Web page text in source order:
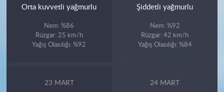
Orta kuvvetli yağmurlu
Nem: %86
Rüzgar: 25 km/h
Yağış Olasılığı: %92
Şiddetli yağmurlu
Nem: %92
Rüzgar: 42 km/h
Yağış Olasılığı: %84
23 MART 24 MART